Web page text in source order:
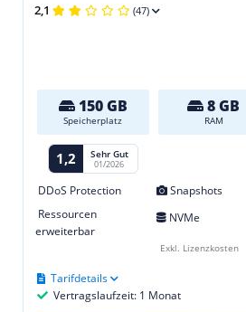
2,1 (47)
150 GB
Speicherplatz
8 GB
RAM
1,2 Sehr Gut
01/2026
DDoS Protection Snapshots
Ressourcen
erweiterbar
NVMe
Vertragslaufzeit: 1 Monat
Tarifdetails
Exkl. Lizenzkosten